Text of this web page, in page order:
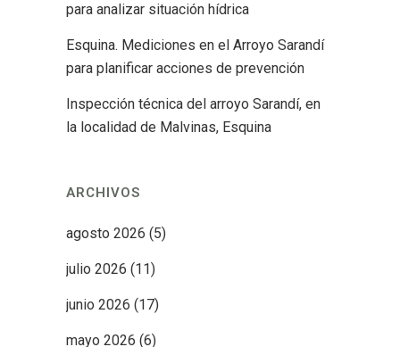
para analizar situación hídrica
Esquina. Mediciones en el Arroyo Sarandí
para planificar acciones de prevención
Inspección técnica del arroyo Sarandí, en
la localidad de Malvinas, Esquina
ARCHIVOS
agosto 2026 (5)
julio 2026 (11)
junio 2026 (17)
mayo 2026 (6)